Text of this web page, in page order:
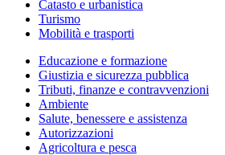
Catasto e urbanistica
Turismo
Mobilità e trasporti
Educazione e formazione
Giustizia e sicurezza pubblica
Tributi, finanze e contravvenzioni
Ambiente
Salute, benessere e assistenza
Autorizzazioni
Agricoltura e pesca